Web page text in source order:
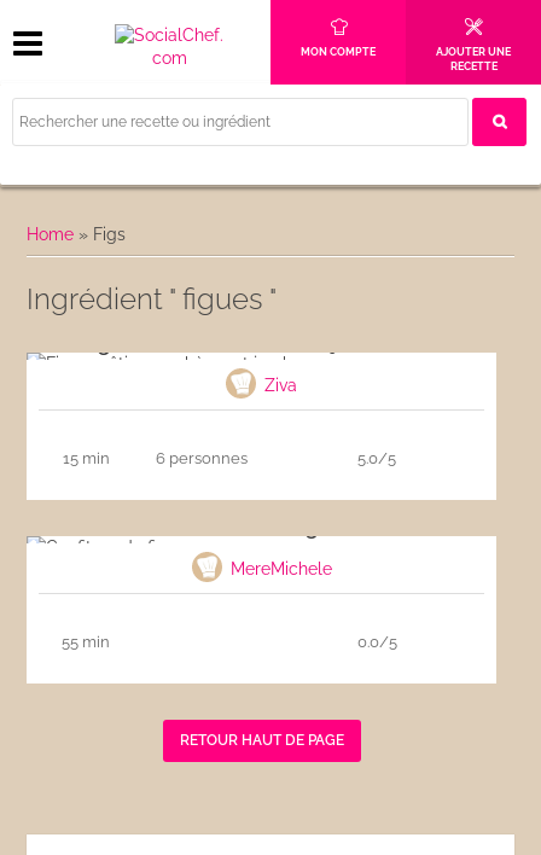
MON COMPTE
AJOUTER UNE
RECETTE
Home » Figs
Ingrédient " figues "
Ziva
15 min 6 personnes 5.0/5
MereMichele
55 min 0.0/5
RETOUR HAUT DE PAGE